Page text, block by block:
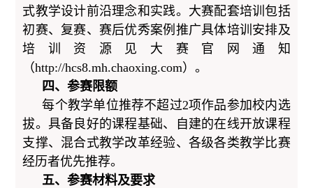
式教学设计前沿理念和实践。大赛配套培训包括
初赛、复赛、赛后优秀案例推广具体培训安排及
培训资源见大赛官网通知
（http://hcs8.mh.chaoxing.com）。
四、参赛限额
每个教学单位推荐不超过2项作品参加校内选
拔。具备良好的课程基础、自建的在线开放课程
支撑、混合式教学改革经验、各级各类教学比赛
经历者优先推荐。
五、参赛材料及要求